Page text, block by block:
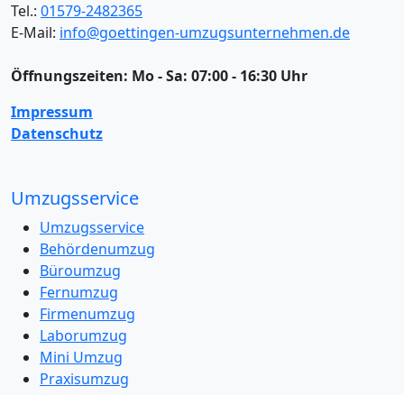
Tel.: 01579-2482365
E-Mail: info@goettingen-umzugsunternehmen.de
Öffnungszeiten: Mo - Sa: 07:00 - 16:30 Uhr
Impressum
Datenschutz
Umzugsservice
Umzugsservice
Behördenumzug
Büroumzug
Fernumzug
Firmenumzug
Laborumzug
Mini Umzug
Praxisumzug